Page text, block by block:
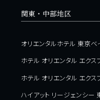
関東・中部地区
オリエンタルホテル 東京ベ
ホテル オリエンタル エク
ホテル オリエンタル エク
ハイアット リージェンシー